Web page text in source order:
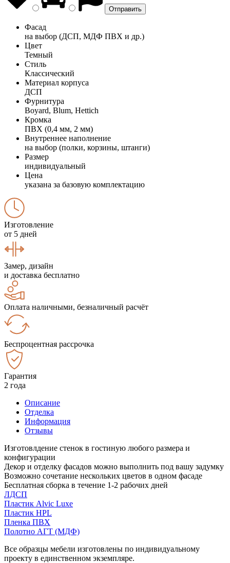
Фасад
на выбор (ДСП, МДФ ПВХ и др.)
Цвет
Темный
Стиль
Классический
Материал корпуса
ДСП
Фурнитура
Boyard, Blum, Hettich
Кромка
ПВХ (0,4 мм, 2 мм)
Внутреннее наполнение
на выбор (полки, корзины, штанги)
Размер
индивидуальный
Цена
указана за базовую комплектацию
Изготовление
от 5 дней
Замер, дизайн
и доставка бесплатно
Оплата наличными, безналичный расчёт
Беспроцентная рассрочка
Гарантия
2 года
Описание
Отделка
Информация
Отзывы
Изготовлдение стенок в гостиную любого размера и
конфигурации
Декор и отделку фасадов можно выполнить под вашу задумку
Возможно сочетание нескольких цветов в одном фасаде
Бесплатная сборка в течение 1-2 рабочих дней
ЛДСП
Пластик Alvic Luxe
Пластик HPL
Пленка ПВХ
Полотно АГТ (МДФ)
Все образцы мебели изготовлены по индивидуальному
проекту в единственном экземпляре.